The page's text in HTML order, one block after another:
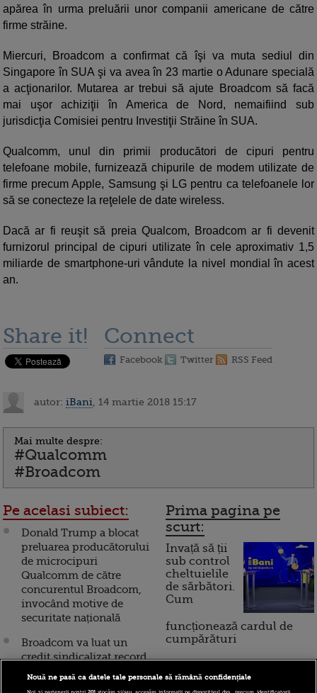
apărea în urma preluării unor companii americane de către
firme străine.
Miercuri, Broadcom a confirmat că îşi va muta sediul din
Singapore în SUA şi va avea în 23 martie o Adunare specială
a acţionarilor. Mutarea ar trebui să ajute Broadcom să facă
mai uşor achiziţii în America de Nord, nemaifiind sub
jurisdicţia Comisiei pentru Investiţii Străine în SUA.
Qualcomm, unul din primii producători de cipuri pentru
telefoane mobile, furnizează chipurile de modem utilizate de
firme precum Apple, Samsung şi LG pentru ca telefoanele lor
să se conecteze la reţelele de date wireless.
Dacă ar fi reuşit să preia Qualcom, Broadcom ar fi devenit
furnizorul principal de cipuri utilizate în cele aproximativ 1,5
miliarde de smartphone-uri vândute la nivel mondial în acest
an.
Share it! Connect
Facebook Twitter RSS Feed
autor: iBani , 14 martie 2018 15:17
Mai multe despre:
#Qualcomm
#Broadcom
Pe acelasi subiect:
Donald Trump a blocat
preluarea producătorului
de microcipuri
Qualcomm de către
concurentul Broadcom,
invocând motive de
securitate națională
Broadcom va luat un
credit sindicalizat record
de 100 mld. dolari, pentru
Prima pagina pe
scurt:
Invață să ții
sub control
cheltuielile
de sărbători.
Cum
funcționează cardul de
cumpărături
Incont , site-ul Știrile Pro
Nouă ne pasă ca datele tale personale să rămână confidențiale